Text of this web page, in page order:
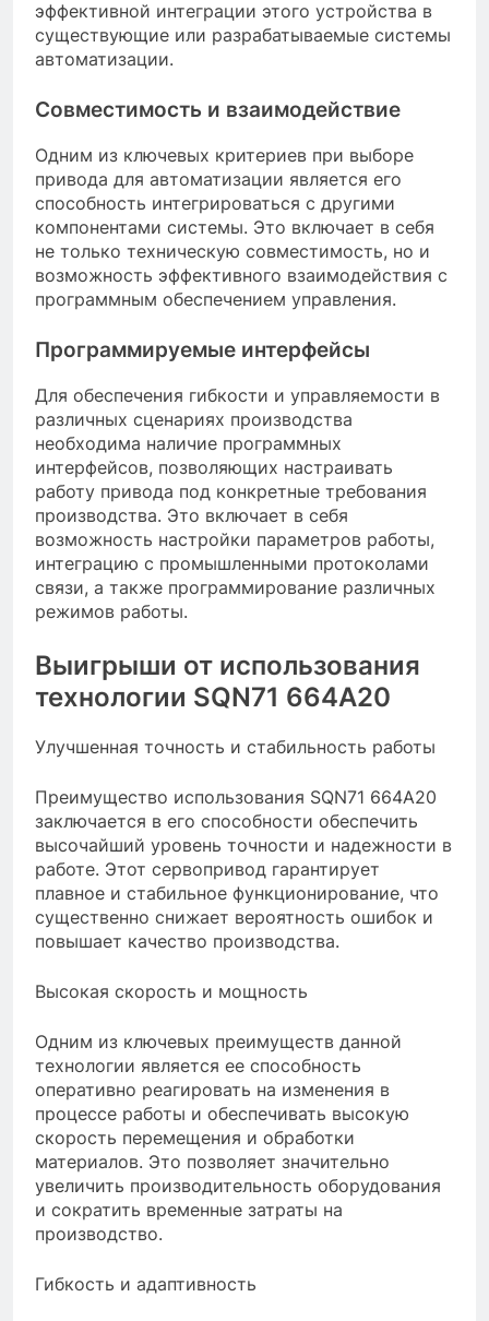
эффективной интеграции этого устройства в
существующие или разрабатываемые системы
автоматизации.
Совместимость и взаимодействие
Одним из ключевых критериев при выборе
привода для автоматизации является его
способность интегрироваться с другими
компонентами системы. Это включает в себя
не только техническую совместимость, но и
возможность эффективного взаимодействия с
программным обеспечением управления.
Программируемые интерфейсы
Для обеспечения гибкости и управляемости в
различных сценариях производства
необходима наличие программных
интерфейсов, позволяющих настраивать
работу привода под конкретные требования
производства. Это включает в себя
возможность настройки параметров работы,
интеграцию с промышленными протоколами
связи, а также программирование различных
режимов работы.
Выигрыши от использования
технологии SQN71 664A20
Улучшенная точность и стабильность работы
Преимущество использования SQN71 664A20
заключается в его способности обеспечить
высочайший уровень точности и надежности в
работе. Этот сервопривод гарантирует
плавное и стабильное функционирование, что
существенно снижает вероятность ошибок и
повышает качество производства.
Высокая скорость и мощность
Одним из ключевых преимуществ данной
технологии является ее способность
оперативно реагировать на изменения в
процессе работы и обеспечивать высокую
скорость перемещения и обработки
материалов. Это позволяет значительно
увеличить производительность оборудования
и сократить временные затраты на
производство.
Гибкость и адаптивность